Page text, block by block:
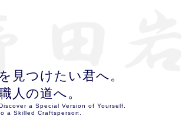
見つけたい君へ。
人の道へ。
a Special Version of Yourself.
a Skilled Craftsperson.